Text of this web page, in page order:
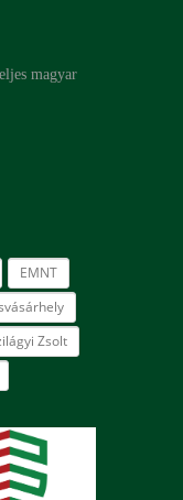
magyar
EMNT
Zsolt